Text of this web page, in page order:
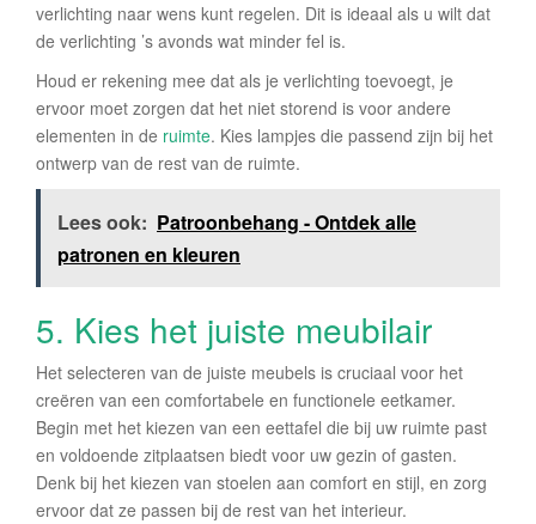
verlichting naar wens kunt regelen. Dit is ideaal als u wilt dat
de verlichting ’s avonds wat minder fel is.
Houd er rekening mee dat als je verlichting toevoegt, je
ervoor moet zorgen dat het niet storend is voor andere
elementen in de ruimte. Kies lampjes die passend zijn bij het
ontwerp van de rest van de ruimte.
Lees ook: Patroonbehang - Ontdek alle
patronen en kleuren
5. Kies het juiste meubilair
Het selecteren van de juiste meubels is cruciaal voor het
creëren van een comfortabele en functionele eetkamer.
Begin met het kiezen van een eettafel die bij uw ruimte past
en voldoende zitplaatsen biedt voor uw gezin of gasten.
Denk bij het kiezen van stoelen aan comfort en stijl, en zorg
ervoor dat ze passen bij de rest van het interieur.